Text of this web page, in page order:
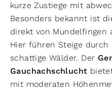
kurze Zustiege mit
Besonders bekannt ist
direkt von Mundelfingen
Hier führen Steige durch
schattige Wälder. Der
Gauchachschlucht
mit moderaten